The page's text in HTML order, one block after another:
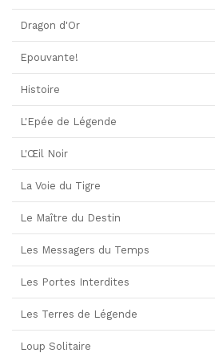
Dragon d'Or
Epouvante!
Histoire
L'Epée de Légende
L'Œil Noir
La Voie du Tigre
Le Maître du Destin
Les Messagers du Temps
Les Portes Interdites
Les Terres de Légende
Loup Solitaire